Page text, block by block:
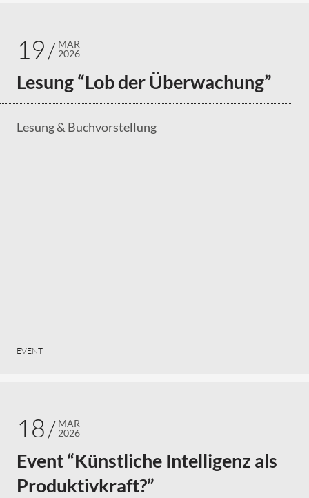
19
MAR
2026
Lesung “Lob der Überwachung”
Lesung & Buchvorstellung
EVENT
18
MAR
2026
Event “Künstliche Intelligenz als
Produktivkraft?”